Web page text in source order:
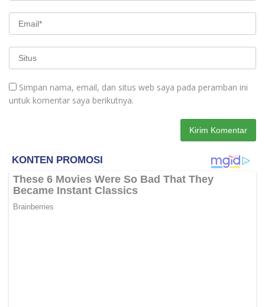
Simpan nama, email, dan situs web saya pada peramban ini
untuk komentar saya berikutnya.